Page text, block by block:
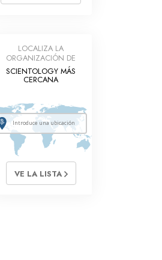
LOCALIZA LA
ORGANIZACIÓN DE
SCIENTOLOGY MÁS
CERCANA
VE LA LISTA